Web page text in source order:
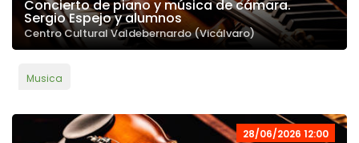
Concierto de piano y música de cámara.
Sergio Espejo y alumnos
Centro Cultural Valdebernardo (Vicálvaro)
Musica
28/06/2026 12:00